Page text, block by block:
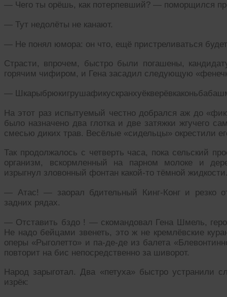
— Чего ты орёшь, как потерпевший? — поморщился
— Тут недолёты не канают.
— Не понял юмора: он что, ещё пристреливаться
Страсти, впрочем, быстро были погашены,
горячим чифиром, и Гена засадил следующую
—
На этот раз испытуемый честно добрался аж до
было назначено два глотка и две затяжки жгучего
смесью диких трав. Весёлые «сидельцы» окрестили
Так продолжалось с четверть часа, пока сельский
организм, вскормленный на парном молоке и
изрыгнул зловонный фонтан какой-то тёмной
— Атас! — заорал бдительный Кинг-Конг и резко
задних рядах.
— Отставить бздо ! — скомандовал Гена Шмель,
Не надо бейцами звенеть, это ж не кремлёвские
оперы «Рыголетто» и па-де-де из балета
повторит на бис непосредственно за шиворот.
Народ зарыготал. Два «петуха» быстро устранили
изрёк: